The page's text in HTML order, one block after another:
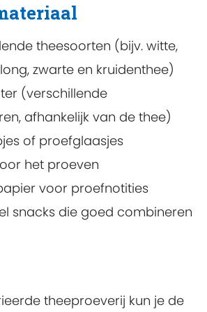
theesoorten (bijv. witte,
zwarte en kruidenthee)
(verschillende
afhankelijk van de thee)
of proefglaasjes
het proeven
voor proefnotities
snacks die goed combineren
theeproeverij kun je de